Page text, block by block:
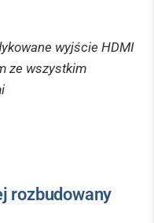
wyjście HDMI
ze wszystkim
rozbudowany